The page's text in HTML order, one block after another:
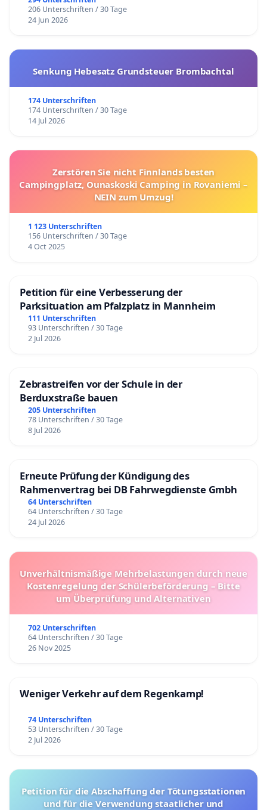
206 Unterschriften / 30 Tage
24 Jun 2026
Senkung Hebesatz Grundsteuer Brombachtal
174 Unterschriften
174 Unterschriften / 30 Tage
14 Jul 2026
Zerstören Sie nicht Finnlands besten
Campingplatz, Ounaskoski Camping in Rovaniemi –
NEIN zum Umzug!
1 123 Unterschriften
156 Unterschriften / 30 Tage
4 Oct 2025
Petition für eine Verbesserung der
Parksituation am Pfalzplatz in Mannheim
111 Unterschriften
93 Unterschriften / 30 Tage
2 Jul 2026
Zebrastreifen vor der Schule in der
Berduxstraße bauen
205 Unterschriften
78 Unterschriften / 30 Tage
8 Jul 2026
Erneute Prüfung der Kündigung des
Rahmenvertrag bei DB Fahrwegdienste Gmbh
64 Unterschriften
64 Unterschriften / 30 Tage
24 Jul 2026
Unverhältnismäßige Mehrbelastungen durch neue
Kostenregelung der Schülerbeförderung – Bitte
um Überprüfung und Alternativen
702 Unterschriften
64 Unterschriften / 30 Tage
26 Nov 2025
Weniger Verkehr auf dem Regenkamp!
74 Unterschriften
53 Unterschriften / 30 Tage
2 Jul 2026
Petition für die Abschaffung der Tötungsstationen
und für die Verwendung staatlicher und